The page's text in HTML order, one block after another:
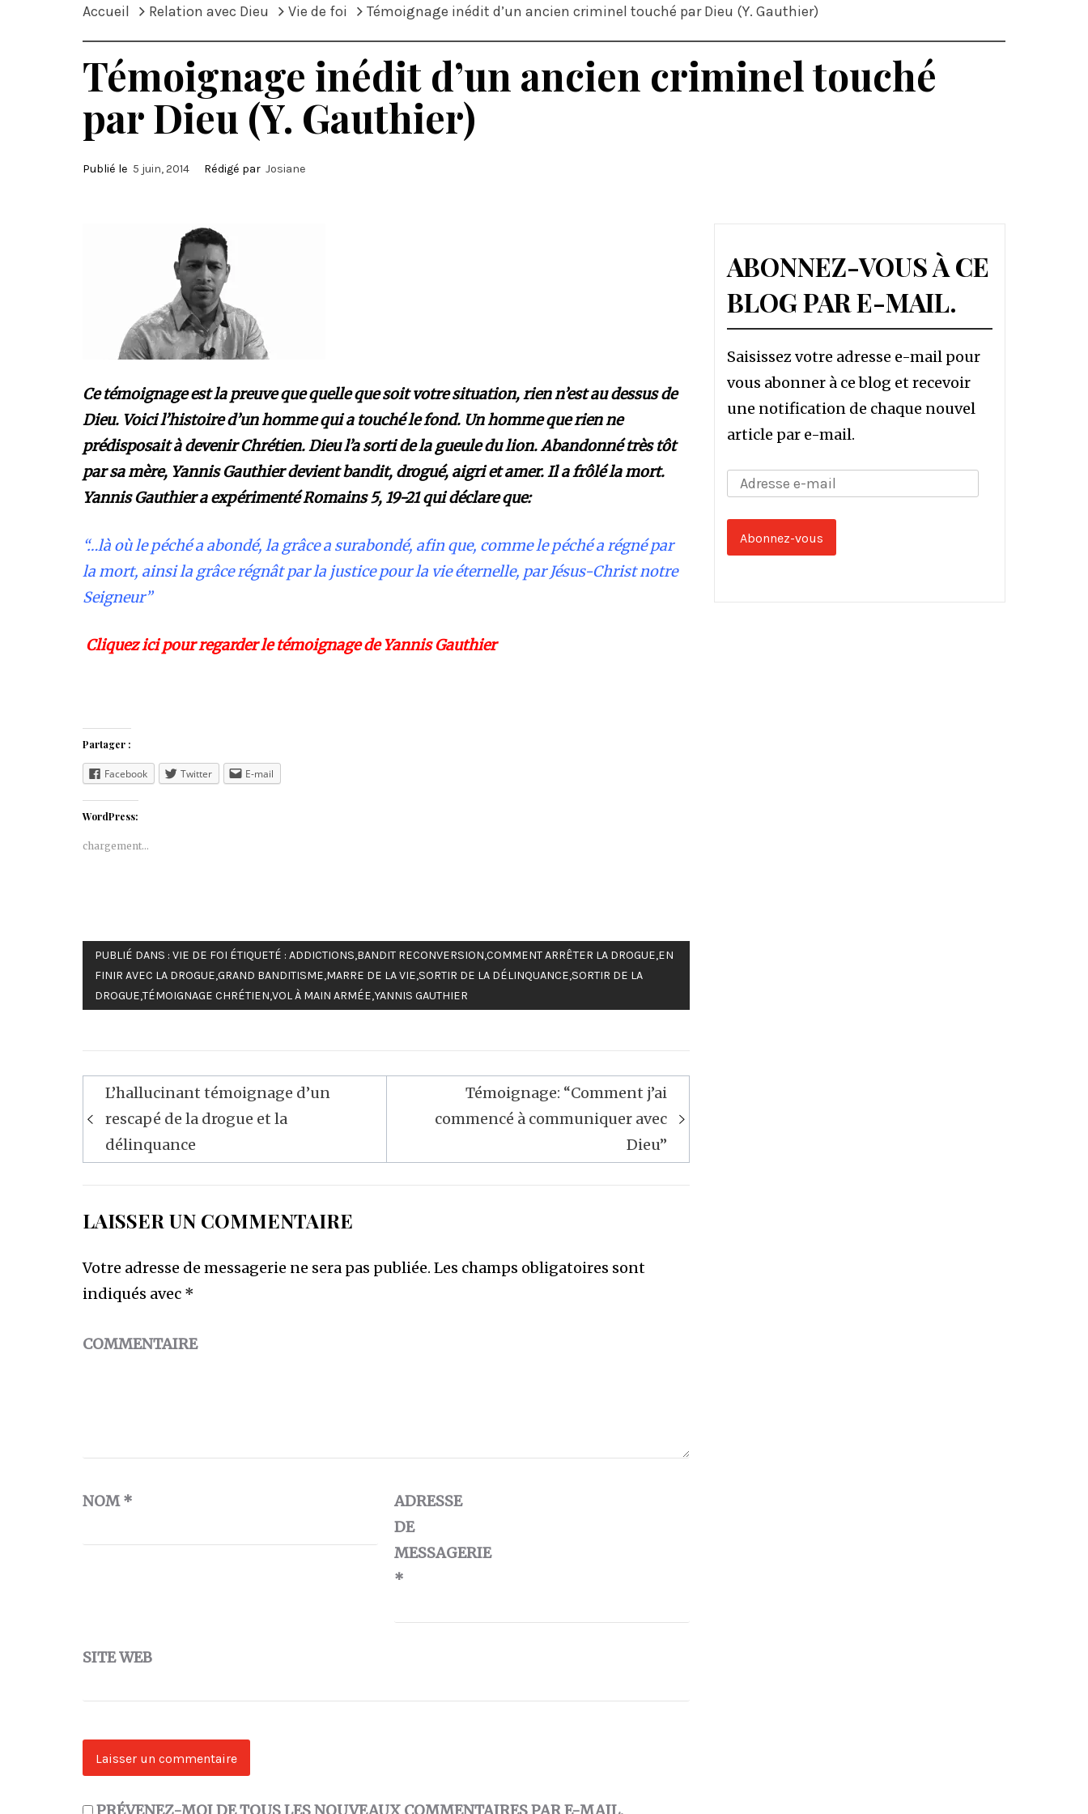
Accueil Relation avec Dieu Vie de foi Témoignage inédit d’un ancien criminel touché par Dieu (Y. Gauthier)
Témoignage inédit d’un ancien criminel touché
par Dieu (Y. Gauthier)
Publié le 5 juin, 2014 Rédigé par Josiane
Ce témoignage est la preuve que quelle que soit votre situation, rien n’est au dessus de
Dieu. Voici l’histoire d’un homme qui a touché le fond. Un homme que rien ne
prédisposait à devenir Chrétien. Dieu l’a sorti de la gueule du lion. Abandonné très tôt
par sa mère, Yannis Gauthier devient bandit, drogué, aigri et amer. Il a frôlé la mort.
Yannis Gauthier a expérimenté Romains 5, 19-21 qui déclare que:
“…là où le péché a abondé, la grâce a surabondé, afin que, comme le péché a régné par
la mort, ainsi la grâce régnât par la justice pour la vie éternelle, par Jésus-Christ notre
Seigneur”
Cliquez ici pour regarder le témoignage de Yannis Gauthier
Partager :
Facebook Twitter E-mail
WordPress:
chargement…
PUBLIÉ DANS : VIE DE FOI ÉTIQUETÉ : ADDICTIONS,BANDIT RECONVERSION,COMMENT ARRÊTER LA DROGUE,EN
FINIR AVEC LA DROGUE,GRAND BANDITISME,MARRE DE LA VIE,SORTIR DE LA DÉLINQUANCE,SORTIR DE LA
DROGUE,TÉMOIGNAGE CHRÉTIEN,VOL À MAIN ARMÉE,YANNIS GAUTHIER
Navigation
de
l’article
L’hallucinant témoignage d’un
rescapé de la drogue et la
délinquance
Témoignage: “Comment j’ai
commencé à communiquer avec
Dieu”
LAISSER UN COMMENTAIRE
Votre adresse de messagerie ne sera pas publiée. Les champs obligatoires sont
indiqués avec *
COMMENTAIRE
NOM*
ADRESSE
DE
MESSAGERIE
*
SITE WEB
PRÉVENEZ-MOI DE TOUS LES NOUVEAUX COMMENTAIRES PAR E-MAIL.
ABONNEZ-VOUS À CE
BLOG PAR E-MAIL.
Saisissez votre adresse e-mail pour
vous abonner à ce blog et recevoir
une notification de chaque nouvel
article par e-mail.
Adresse
mail
Abonnez-vous